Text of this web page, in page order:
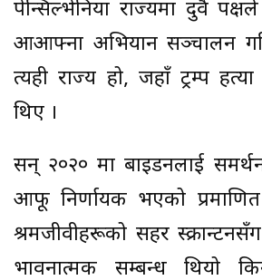
पेन्सिल्भेनिया राज्यमा दुवै
आआफ्ना अभियान सञ्चालन
त्यही राज्य हो, जहाँ ट्रम्प
थिए ।
सन् २०२० मा बाइडनलाई
आफू निर्णायक भएको
श्रमजीवीहरूको सहर
भावनात्मक सम्बन्ध थियो